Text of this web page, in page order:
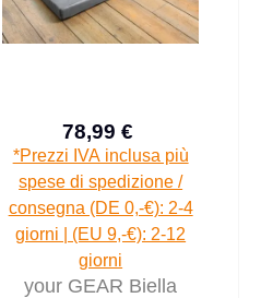
Prezzo di vendita:
78,99 €
Prezzo
*Prezzi IVA inclusa più
spese di spedizione /
consegna (DE 0,-€): 2-4
giorni | (EU 9,-€): 2-12
giorni
your GEAR Biella